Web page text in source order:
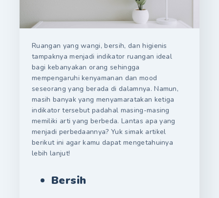
Ruangan yang wangi, bersih, dan higienis
tampaknya menjadi indikator ruangan ideal
bagi kebanyakan orang sehingga
mempengaruhi kenyamanan dan mood
seseorang yang berada di dalamnya. Namun,
masih banyak yang menyamaratakan ketiga
indikator tersebut padahal masing-masing
memiliki arti yang berbeda. Lantas apa yang
menjadi perbedaannya? Yuk simak artikel
berikut ini agar kamu dapat mengetahuinya
lebih lanjut!
Bersih